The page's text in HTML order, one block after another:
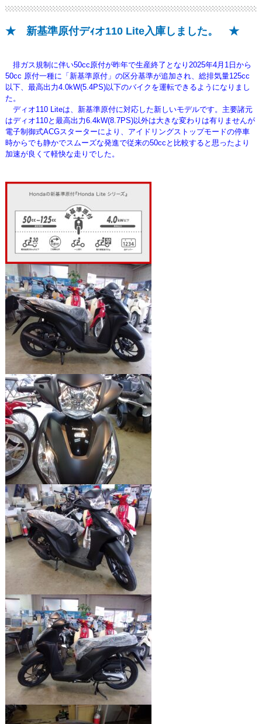
★ 新基準原付デｨオ110 Lite入庫しました。 ★
排ガス規制に伴い50cc原付が昨年で生産終了となり2025年4月1日から
50cc 原付一種に「新基準原付」の区分基準が追加され、総排気量125cc
以下、最高出力4.0kW(5.4PS)以下のバイクを運転できるようになりまし
た。
ディオ110 Liteは、新基準原付に対応した新しいモデルです。主要諸元
はディオ110と最高出力6.4kW(8.7PS)以外は大きな変わりは有りませんが
電子制御式ACGスターターにより、アイドリングストップモードの停車
時からでも静かでスムーズな発進で従来の50ccと比較すると思ったより
加速が良くて軽快な走りでした。